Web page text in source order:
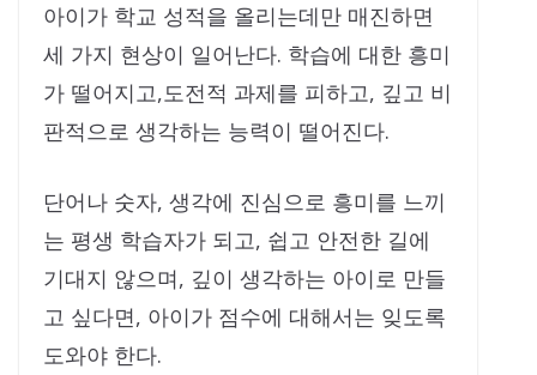
아이가 학교 성적을 올리는데만 매진하면
세 가지 현상이 일어난다. 학습에 대한 흥미
가 떨어지고,도전적 과제를 피하고, 깊고 비
판적으로 생각하는 능력이 떨어진다.
단어나 숫자, 생각에 진심으로 흥미를 느끼
는 평생 학습자가 되고, 쉽고 안전한 길에
기대지 않으며, 깊이 생각하는 아이로 만들
고 싶다면, 아이가 점수에 대해서는 잊도록
도와야 한다.